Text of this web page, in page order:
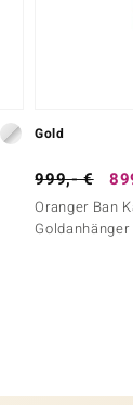
Gold
999,- €
Oranger Ban
Goldanhänger